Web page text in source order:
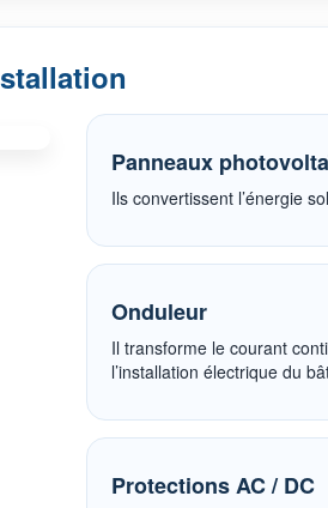
Panneaux
Ils convertissent l’énergie
Onduleur
Il transforme le courant
l’installation électrique du
Protections AC / DC